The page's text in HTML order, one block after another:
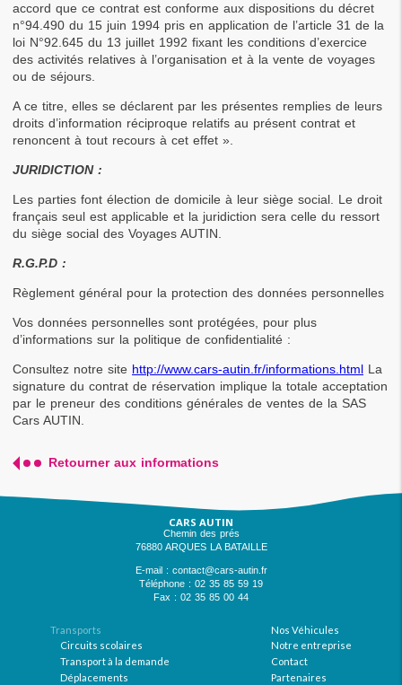
accord que ce contrat est conforme aux dispositions du décret
n°94.490 du 15 juin 1994 pris en application de l’article 31 de la
loi N°92.645 du 13 juillet 1992 fixant les conditions d’exercice
des activités relatives à l’organisation et à la vente de voyages
ou de séjours.
A ce titre, elles se déclarent par les présentes remplies de leurs
droits d’information réciproque relatifs au présent contrat et
renoncent à tout recours à cet effet ».
JURIDICTION :
Les parties font élection de domicile à leur siège social. Le droit
français seul est applicable et la juridiction sera celle du ressort
du siège social des Voyages AUTIN.
R.G.P.D :
Règlement général pour la protection des données personnelles
Vos données personnelles sont protégées, pour plus
d’informations sur la politique de confidentialité :
Consultez notre site http://www.cars-autin.fr/informations.html La
signature du contrat de réservation implique la totale acceptation
par le preneur des conditions générales de ventes de la SAS
Cars AUTIN.
Retourner aux informations
CARS AUTIN
Chemin des prés
76880 ARQUES LA BATAILLE
E-mail : contact@cars-autin.fr
Téléphone : 02 35 85 59 19
Fax : 02 35 85 00 44
Transports
Circuits scolaires
Transport à la demande
Déplacements
Nos Véhicules
Notre entreprise
Contact
Partenaires